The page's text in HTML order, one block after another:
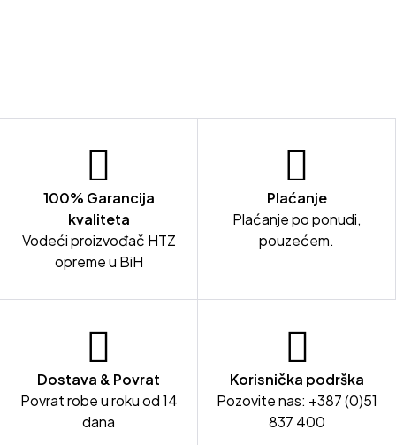
100% Garancija
kvaliteta
Vodeći proizvođač HTZ
opreme u BiH
Plaćanje
Plaćanje po ponudi,
pouzećem.
Dostava & Povrat
Povrat robe u roku od 14
dana
Korisnička podrška
Pozovite nas: +387 (0)51
837 400